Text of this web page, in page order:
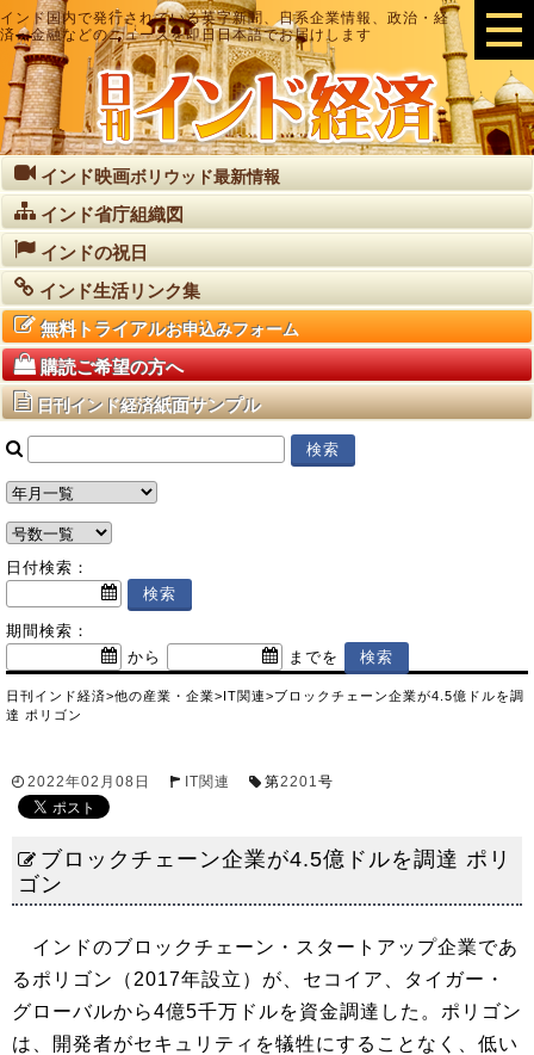
インド国内で発行されている英字新聞、日系企業情報、政治・経
済・金融などのニュースを即日日本語でお届けします
インド映画ボリウッド最新情報
インド省庁組織図
インドの祝日
インド生活リンク集
無料トライアルお申込みフォーム
購読ご希望の方へ
日刊インド経済紙面サンプル
日付検索：
期間検索：
から
までを
日刊インド経済>他の産業・企業>IT関連>ブロックチェーン企業が4.5億ドルを調
達 ポリゴン
2022年02月08日 IT関連 第2201号
ブロックチェーン企業が4.5億ドルを調達 ポリ
ゴン
インドのブロックチェーン・スタートアップ企業であ
るポリゴン（2017年設立）が、セコイア、タイガー・
グローバルから4億5千万ドルを資金調達した。ポリゴン
は、開発者がセキュリティを犠牲にすることなく、低い